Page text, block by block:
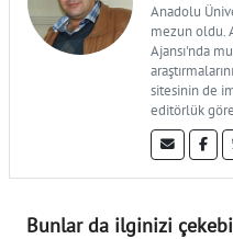
Anadolu
mezun oldu.
Ajansı'nda
sitesinin de
editörlük
Bunlar da ilginizi